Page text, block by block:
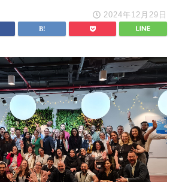
2024年12月29日